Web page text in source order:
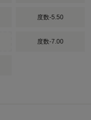
度数-5.50
度数-7.00